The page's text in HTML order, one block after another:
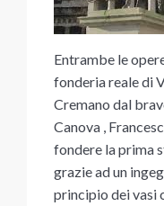
Entrambe le
fonderia reale di
Cremano dal
Canova ,
fondere la prima
grazie ad un
principio dei vasi